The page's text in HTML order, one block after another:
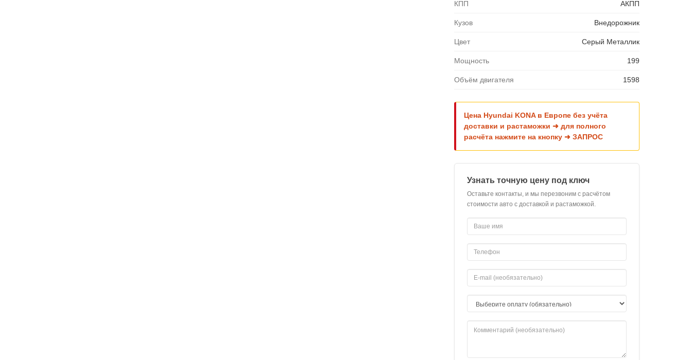
КПП АКПП
Кузов Внедорожник
Цвет Серый Металлик
Мощность 199
Объём двигателя 1598
Цена Hyundai KONA в Европе без учёта
доставки и растаможки ➜ для полного
расчёта нажмите на кнопку ➜ ЗАПРОС
Узнать точную цену под ключ
Оставьте контакты, и мы перезвоним с расчётом
стоимости авто с доставкой и растаможкой.